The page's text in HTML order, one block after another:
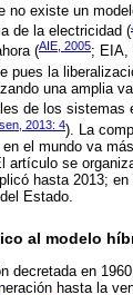
no existe un
de la electricidad (
(AIE, 2005; EIA,
pues la
una amplia
de los
2013: 4). La
el mundo va
artículo se
hasta 2013;
Estado.
al modelo
decretada en
hasta la